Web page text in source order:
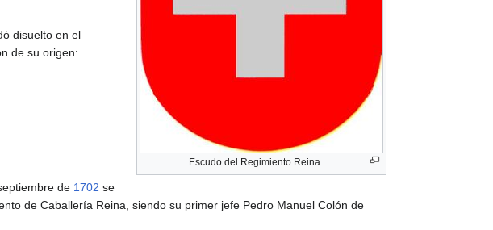
Escudo del Regimiento Reina
disuelto en el
de su origen:
de 1702 se
de Caballería Reina, siendo su primer jefe Pedro Manuel Colón de